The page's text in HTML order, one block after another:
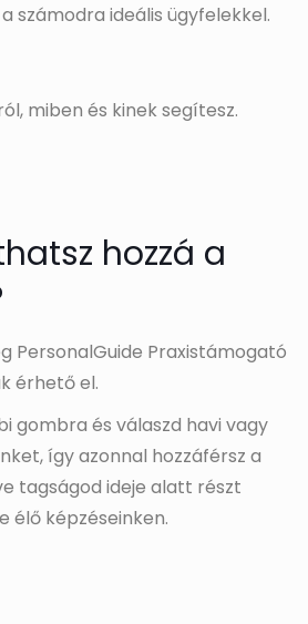
számodra ideális ügyfelekkel.
miben és kinek segítesz.
hozzá a
PersonalGuide Praxistámogató
érhető el.
gombra és válaszd havi vagy
így azonnal hozzáférsz a
tagságod ideje alatt részt
élő képzéseinken.